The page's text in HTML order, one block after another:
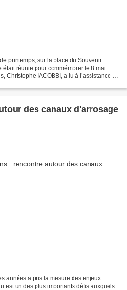
printemps, sur la place du Souvenir
était réunie pour commémorer le 8 mai
Christophe IACOBBI, a lu à l’assistance le
des canaux d'arrosage
années a pris la mesure des enjeux
est un des plus importants défis auxquels